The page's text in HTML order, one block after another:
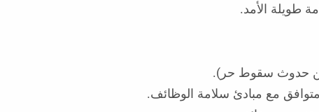
طويلة الأمد.
حدوث سقوط حر).
متوافق مع مبادئ سلامة الوظائف.